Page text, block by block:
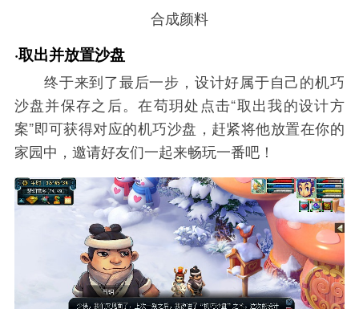
合成颜料
·取出并放置沙盘
终于来到了最后一步，设计好属于自己的机巧
沙盘并保存之后。在苟玥处点击“取出我的设计方
案”即可获得对应的机巧沙盘，赶紧将他放置在你的
家园中，邀请好友们一起来畅玩一番吧！